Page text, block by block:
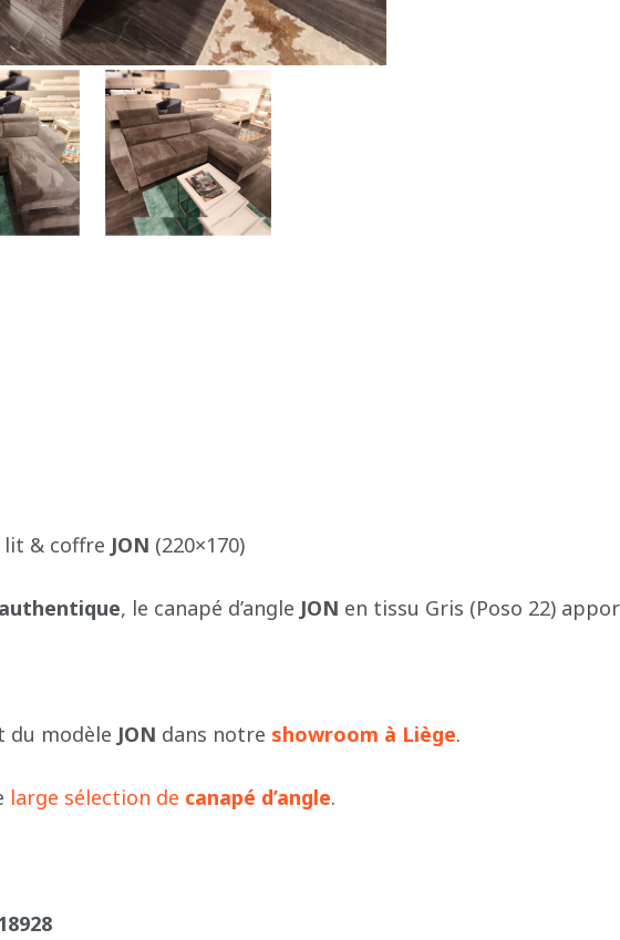
lit & coffre JON (220×170)
, le canapé d’angle JON en tissu Gris (Poso 22)
du modèle JON dans notre showroom à Liège.
large sélection de canapé d’angle.